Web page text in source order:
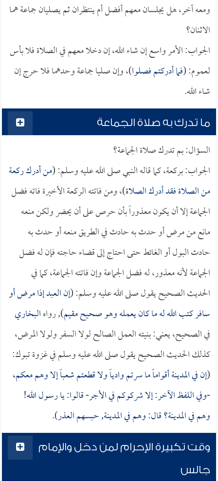
ومعه آخر، هل يجلسان معهم أفضل أم ينتظران ثم يصليان جماعة هما
الاثنان؟
الجواب: الأمر واسع إن شاء الله، إن دخلا معهم في الصلاة فلا بأس
لعموم: (فما أدركتم فصلوا)، وإن صليا جماعة وحدهما فلا حرج إن
شاء الله.
ما تدرك به صلاة الجماعة
السؤال: بم تدرك صلاة الجماعة؟
الجواب: بركعة، كما قاله النبي صلى الله عليه وسلم: (من أدرك ركعة
من الصلاة فقد أدرك الصلاة)، ومن فاتته الركعة الأخيرة فاته فضل
الجماعة إلا أن يكون معذوراً بأن حرص على أن يحضر ولكن منعه
مانع من مرض أو حدث به حادث في الطريق منعه أو حدث به
حادث البول أو الغائط حتى احتاج إلى قضاء حاجته فإن له فضل
الجماعة لأنه معذور، له فضل الجماعة وإن فاتته الجماعة، كما في
الحديث الصحيح يقول صلى الله عليه وسلم: (إن العبد إذا مرض أو
سافر كتب الله له ما كان يعمله وهو صحيح مقيم), رواهالبخاري
في الصحيح، يعني: بنيته العمل الصالح لولا السفر ولولا المرض،
كذلك الحديث الصحيح يقول صلى الله عليه وسلم في غزوة تبوك:
(إن في المدينة أقواماً ما سرتم وادياً ولا قطعتم شعباً إلا وهم معكم،
-وفي اللفظ الآخر: إلا شركوكم في الأجر- قالوا: يا رسول الله!
وهم في المدينة؟ قال: وهم في المدينة, حبسهم العذر).
وقت تكبيرة الإحرام لمن دخل والإمام
جالس